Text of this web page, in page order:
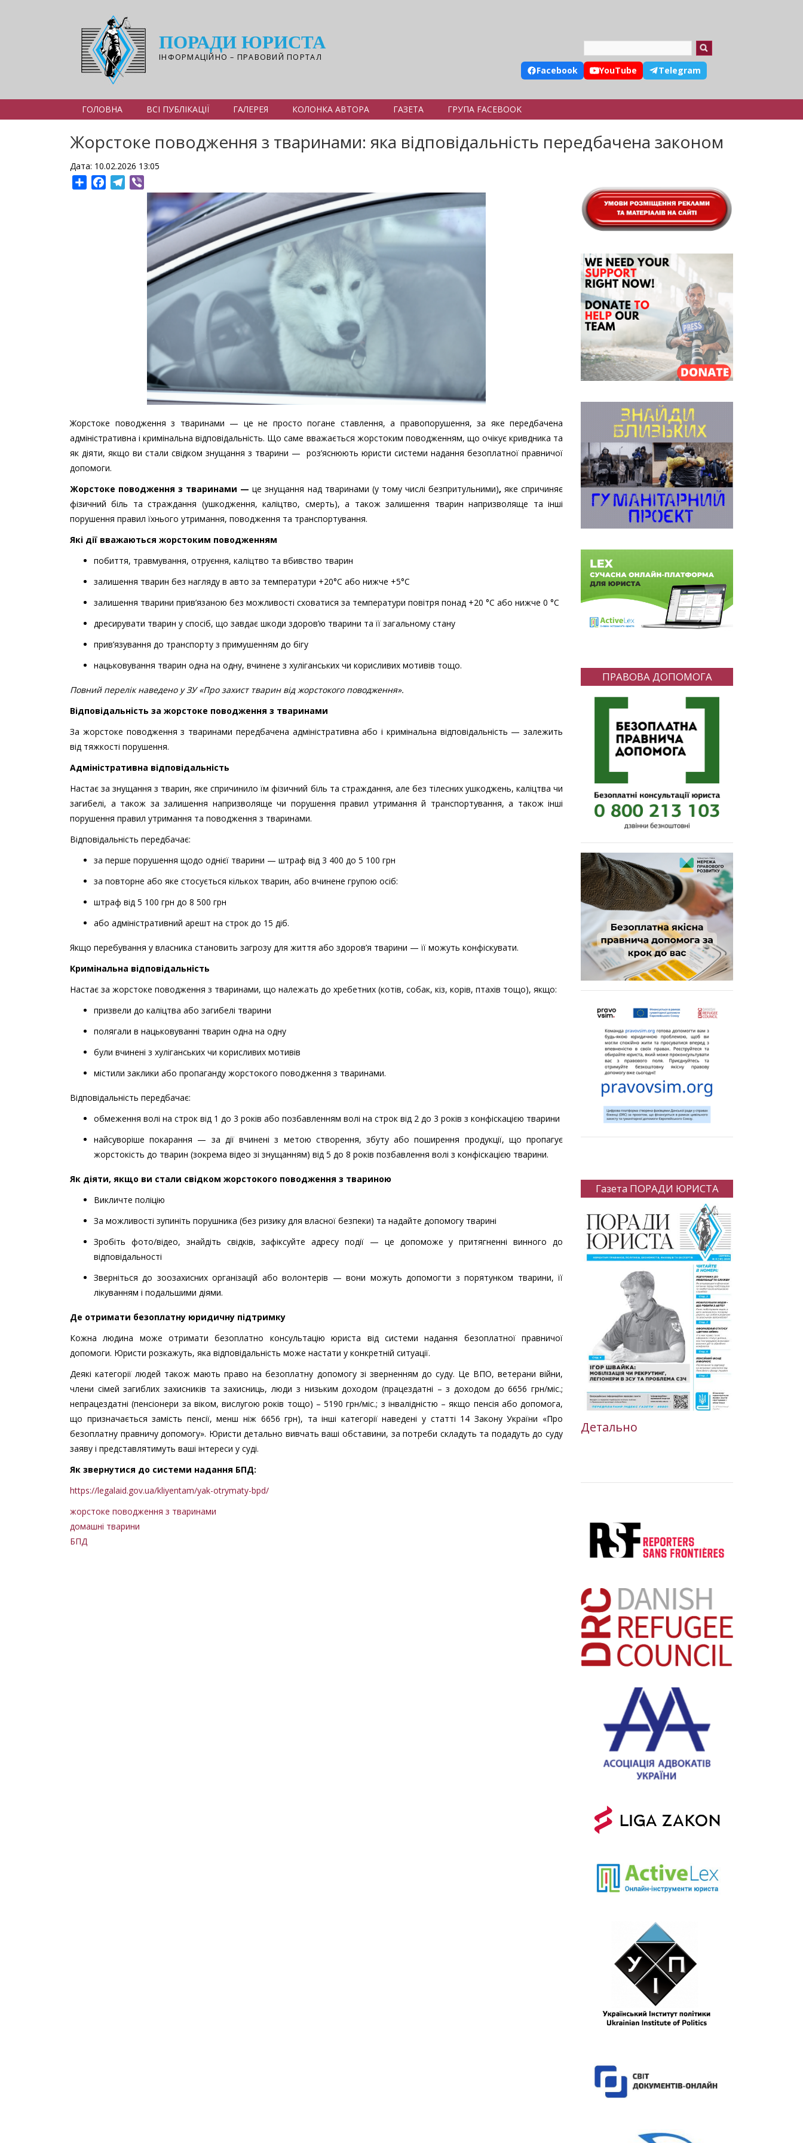
ПОРАДИ ЮРИСТА
ІНФОРМАЦІЙНО – ПРАВОВИЙ ПОРТАЛ
Facebook YouTube Telegram
ГОЛОВНА ВСІ ПУБЛІКАЦІЇ ГАЛЕРЕЯ КОЛОНКА АВТОРА ГАЗЕТА ГРУПА FACEBOOK
Жорстоке поводження з тваринами: яка відповідальність передбачена законом
Дата: 10.02.2026 13:05
ShareFacebookTelegram
Жорстоке поводження з тваринами — це не просто погане ставлення, а правопорушення, за яке передбачена
адміністративна і кримінальна відповідальність. Що саме вважається жорстоким поводженням, що очікує кривдника та
як діяти, якщо ви стали свідком знущання з тварини — роз’яснюють юристи системи надання безоплатної правничої
допомоги.
Жорстоке поводження з тваринами —це знущання над тваринами (у тому числі безпритульними), яке спричиняє
фізичний біль та страждання (ушкодження, каліцтво, смерть), а також залишення тварин напризволяще та інші
порушення правил їхнього утримання, поводження та транспортування.
Які дії вважаються жорстоким поводженням
побиття, травмування, отруєння, каліцтво та вбивство тварин
залишення тварин без нагляду в авто за температури +20°C або нижче +5°C
залишення тварини прив’язаною без можливості сховатися за температури повітря понад +20 °C або нижче 0 °C
дресирувати тварин у спосіб, що завдає шкоди здоров’ю тварини та її загальному стану
прив’язування до транспорту з примушенням до бігу
нацьковування тварин одна на одну, вчинене з хуліганських чи корисливих мотивів тощо.
Повний перелік наведено у ЗУ «Про захист тварин від жорстокого поводження».
Відповідальність за жорстоке поводження з тваринами
За жорстоке поводження з тваринами передбачена адміністративна або і кримінальна відповідальність — залежить
від тяжкості порушення.
Адміністративна відповідальність
Настає за знущання з тварин, яке спричинило їм фізичний біль та страждання, але без тілесних ушкоджень, каліцтва чи
загибелі, а також за залишення напризволяще чи порушення правил утримання й транспортування, а також інші
порушення правил утримання та поводження з тваринами.
Відповідальність передбачає:
за перше порушення щодо однієї тварини — штраф від 3 400 до 5 100 грн
за повторне або яке стосується кількох тварин, або вчинене групою осіб:
штраф від 5 100 грн до 8 500 грн
або адміністративний арешт на строк до 15 діб.
Якщо перебування у власника становить загрозу для життя або здоров’я тварини — її можуть конфіскувати.
Кримінальна відповідальність
Настає за жорстоке поводження з тваринами, що належать до хребетних (котів, собак, кіз, корів, птахів тощо), якщо:
призвели до каліцтва або загибелі тварини
полягали в нацьковуванні тварин одна на одну
були вчинені з хуліганських чи корисливих мотивів
містили заклики або пропаганду жорстокого поводження з тваринами.
Відповідальність передбачає:
обмеження волі на строк від 1 до 3 років або позбавленням волі на строк від 2 до 3 років з конфіскацією тварини
найсуворіше покарання — за дії вчинені з метою створення, збуту або поширення продукції, що пропагує
жорстокість до тварин (зокрема відео зі знущанням) від 5 до 8 років позбавлення волі з конфіскацією тварини.
Як діяти, якщо ви стали свідком жорстокого поводження з твариною
Викличте поліцію
За можливості зупиніть порушника (без ризику для власної безпеки) та надайте допомогу тварині
Зробіть фото/відео, знайдіть свідків, зафіксуйте адресу події — це допоможе у притягненні винного до
відповідальності
Зверніться до зоозахисних організацій або волонтерів — вони можуть допомогти з порятунком тварини, її
лікуванням і подальшими діями.
Де отримати безоплатну юридичну підтримку
Кожна людина може отримати безоплатно консультацію юриста від системи надання безоплатної правничої
допомоги. Юристи розкажуть, яка відповідальність може настати у конкретній ситуації.
Деякі категорії людей також мають право на безоплатну допомогу зі зверненням до суду. Це ВПО, ветерани війни,
члени сімей загиблих захисників та захисниць, люди з низьким доходом (працездатні – з доходом до 6656 грн/міс.;
непрацездатні (пенсіонери за віком, вислугою років тощо) – 5190 грн/міс.; з інвалідністю – якщо пенсія або допомога,
що призначається замість пенсії, менш ніж 6656 грн), та інші категорії наведені у статті 14 Закону України «Про
безоплатну правничу допомогу». Юристи детально вивчать ваші обставини, за потреби складуть та подадуть до суду
заяву і представлятимуть ваші інтереси у суді.
Як звернутися до системи надання БПД:
https://legalaid.gov.ua/kliyentam/yak-otrymaty-bpd/
жорстоке поводження з тваринами
домашні тварини
БПД
ПРАВОВА ДОПОМОГА
Газета ПОРАДИ ЮРИСТА
Детально